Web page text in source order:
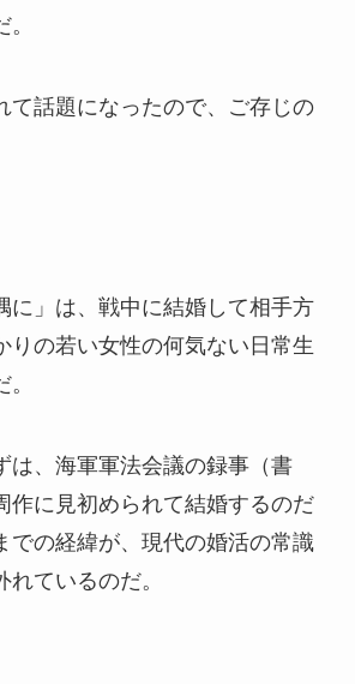
。
て話題になったので、ご存じの
に」は、戦中に結婚して相手方
りの若い女性の何気ない日常生
は、海軍軍法会議の録事（書
作に見初められて結婚するのだ
での経緯が、現代の婚活の常識
ているのだ。